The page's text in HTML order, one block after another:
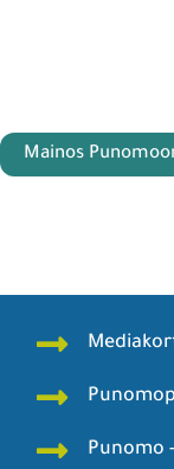
Mainos
Punomo